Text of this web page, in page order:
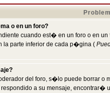
o en un foro?
cuando est� en un foro o en
la parte inferior de cada p�gina (
del foro, s�lo puede borrar o
a su mensaje, encontrar�